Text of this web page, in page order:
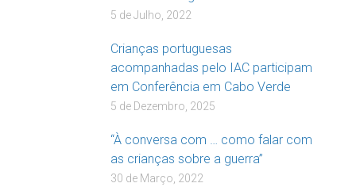
5 de Julho, 2022
Crianças portuguesas
acompanhadas pelo IAC participam
em Conferência em Cabo Verde
5 de Dezembro, 2025
“À conversa com … como falar com
as crianças sobre a guerra”
30 de Março, 2022